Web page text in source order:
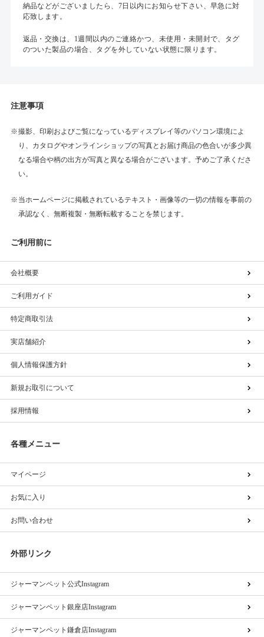
納品などがございましたら、7日以内にお知らせ下さい、早急に対
応致します。
返品・交換は、1週間以内のご連絡かつ、未使用・未開封で、タグ
のついた製品の場合、タグを外していない状態に限ります。
注意事項
撮影、印刷およびご覧になっているディスプレイ等のパソコン環境によ
り、カタログやオンラインショップの写真とお届け商品の色合いが多少異
なる場合や柄の出方が写真と異なる場合がございます。予めご了承くださ
い。
当ホームページに掲載されているテキスト・画像等の一切の情報を事前の
承認なく、無断複製・無断転載することを禁じます。
ご利用前に
会社概要
ご利用ガイド
特定商取引法
実店舗紹介
個人情報保護方針
新規お取引について
採用情報
各種メニュー
マイページ
お気に入り
お問い合わせ
外部リンク
ジャーマンペット公式Instagram
ジャーマンペット銀座店Instagram
ジャーマンペット鎌倉店Instagram